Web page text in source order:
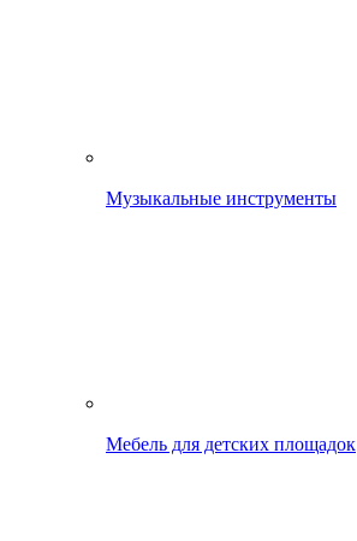
Музыкальные инструменты
Мебель для детских площадок